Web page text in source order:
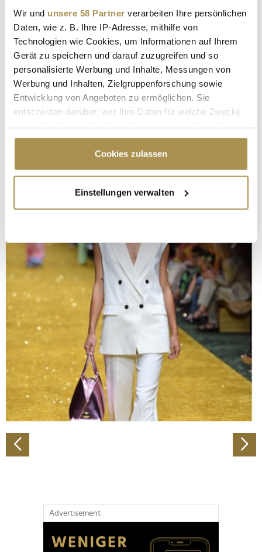
Wir und unsere 58 Partner verarbeiten Ihre persönlichen
Daten, wie z. B. Ihre IP-Adresse, mithilfe von
Technologien wie Cookies, um Informationen auf Ihrem
Gerät zu speichern und darauf zuzugreifen und so
personalisierte Werbung und Inhalte, Messungen von
Werbung und Inhalten, Zielgruppenforschung sowie
Entwicklung von Angeboten zu ermöglichen. Sie
entscheiden darüber, wer Ihre Daten für welche Zwecke
Cookie-Erklärung oder durch Klicken auf das Privacy
Trigger Symbol ändern oder widerrufen
Informationen über Ihre geografische Lage
erfassen, welche bis auf einige Meter genau sein
bestimmten Merkmalen (Fingerprinting) identifizieren
Erfahren Sie mehr darüber, wie Ihre persönlichen Daten
verarbeitet werden, und legen Sie Ihre Präferenzen im
Abschnitt Einzelheiten
fest.
Wir verwenden Cookies, um Inhalte und Anzeigen zu
personalisieren, Funktionen für soziale Medien anbieten
zu können und die Zugriffe auf unsere Website zu
analysieren. Außerdem geben wir Informationen zu Ihrer
Verwendung unserer Website an unsere Partner für
soziale Medien, Werbung und Analysen weiter. Unsere
Partner führen diese Informationen möglicherweise mit
haben oder die sie im Rahmen Ihrer Nutzung der Dienste
gesammelt haben.
Cookies zulassen
Einstellungen verwalten
Advertisement